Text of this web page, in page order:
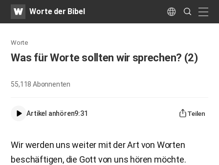
WATVWorte der Bibel Language
Search
Submit
Worte
Was für Worte sollten wir sprechen? (2)
55,118Abonnenten
Artikel anhören9:31 Teilen
Wir werden uns weiter mit der Art von Worten
beschäftigen, die Gott von uns hören möchte.